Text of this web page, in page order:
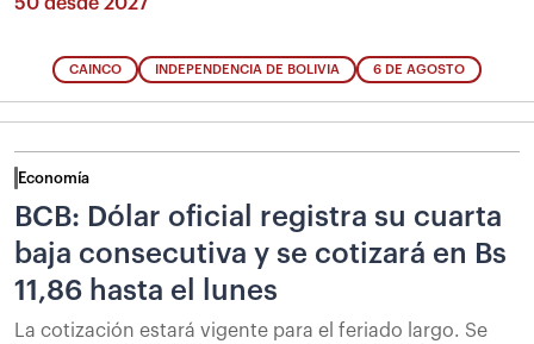
50 desde 2027
CAINCO INDEPENDENCIA DE BOLIVIA 6 DE AGOSTO
Economía
BCB: Dólar oficial registra su cuarta
baja consecutiva y se cotizará en Bs
11,86 hasta el lunes
La cotización estará vigente para el feriado largo. Se